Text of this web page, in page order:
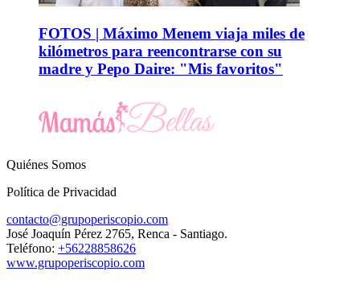
FOTOS | Máximo Menem viaja miles de
kilómetros para reencontrarse con su
madre y Pepo Daire: "Mis favoritos"
Quiénes Somos
Política de Privacidad
contacto@grupoperiscopio.com
José Joaquín Pérez 2765, Renca - Santiago.
Teléfono: +56228858626
www.grupoperiscopio.com